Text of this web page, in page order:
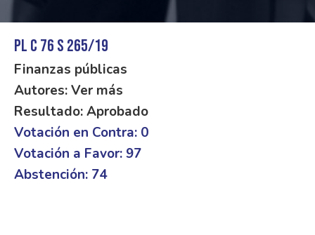
PL C 76 S 265/19
Finanzas públicas
Autores: Ver más
Resultado: Aprobado
Votación en Contra: 0
Votación a Favor: 97
Abstención: 74